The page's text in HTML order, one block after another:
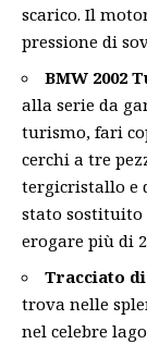
scarico. Il
pressione di
BMW 2002
alla serie da
turismo, fari
cerchi a tre
tergicristallo e
stato sostituito
erogare più di
Tracciato
trova nelle
nel celebre